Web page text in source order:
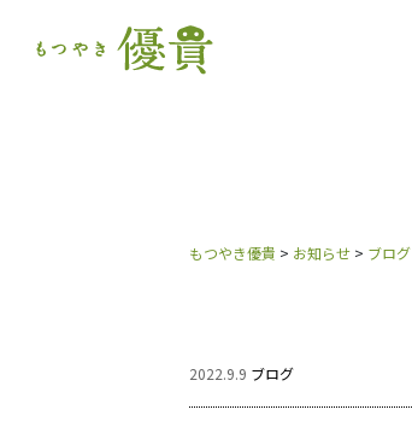
もつやき優貴 > お知らせ > ブログ
2022.9.9 ブログ